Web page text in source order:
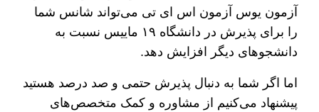
آزمون یوس آزمون اس ای تی می‌تواند شانس شما
را برای پذیرش در دانشگاه ۱۹ ماییس نسبت به
دانشجو‌های دیگر افزایش دهد.
اما اگر شما به دنبال پذیرش حتمی و صد درصد هستید
پیشنهاد می‌کنیم از مشاوره و کمک متخصص‌های